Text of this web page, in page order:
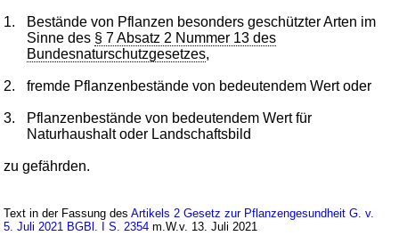
1.
Bestände von Pflanzen besonders geschützter Arten im
Sinne des § 7 Absatz 2 Nummer 13 des
Bundesnaturschutzgesetzes,
2. fremde Pflanzenbestände von bedeutendem Wert oder
3.
Pflanzenbestände von bedeutendem Wert für
Naturhaushalt oder Landschaftsbild
zu gefährden.
Text in der Fassung desArtikels 2 Gesetz zur Pflanzengesundheit G. v.
5. Juli 2021 BGBl. I S. 2354 m.W.v. 13. Juli 2021